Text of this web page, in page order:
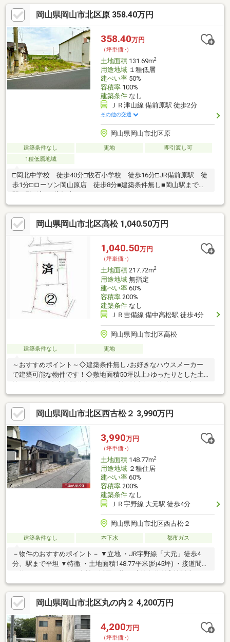
歩7分と通学しやすい安心の立地です。お子様の毎日の通学はもち
ろん、行事の際も親御様が足を運びやすく、長く安心して暮らせ
る住環境が整っています。■【生活利便施設が徒歩圏内に充実】
JR法界院駅まで徒歩13分。周辺にはスーパー（徒歩16分）やドラ
ッグストア（徒歩12分）があり、日々の買い物も快適です。利便
性と落ち着いた住環境を兼ね備えたエリアです。
岡山県岡山市北区原 358.40万円
358.40万円
（坪単価:-）
土地面積131.69m2
用途地域１種低層
建ぺい率50%
容積率100%
建築条件なし
ＪＲ津山線 備前原駅 徒歩2分
その他の交通
岡山県岡山市北区原
建築条件なし 更地
即引渡し可
1種低層地域
□岡北中学校 徒歩40分□牧石小学校 徒歩16分□JR備前原駅 徒
歩1分□ローソン岡山原店 徒歩8分■建築条件無し■岡山駅まで２
岡山県岡山市北区高松 1,040.50万円
1,040.50万円
（坪単価:-）
土地面積217.72m2
用途地域無指定
建ぺい率60%
容積率200%
建築条件なし
ＪＲ吉備線 備中高松駅 徒歩4分
岡山県岡山市北区高松
建築条件なし 更地
～おすすめポイント～◇建築条件無し♪お好きなハウスメーカー
で建築可能な物件です！◇敷地面積50坪以上♪ゆったりとした土
地です♪◇備中高松駅徒歩約４分で利便性良好な物件です♪◇スー
パー・総合病院徒歩10分圏内です♪※上水道負担金:35万円要(税
込)※建築許可申請費用40万円要※浄化槽（買主施工）※造成完了渡
し不動産工房 → 086-436-7222ぜひお気軽にお問い合わせください
♪
岡山県岡山市北区西古松２ 3,990万円
3,990万円
（坪単価:-）
土地面積148.77m2
用途地域２種住居
建ぺい率60%
容積率200%
建築条件なし
ＪＲ宇野線 大元駅 徒歩4分
岡山県岡山市北区西古松２
建築条件なし 本下水 都市ガス
－物件のおすすめポイント－ ▼立地 ・JR宇野線「大元」徒歩4
分、駅まで平坦 ▼特徴 ・土地面積148.77平米(約45坪) ・接道間口
ありません ・お好きな建築会社を選んで建築できます ▼周辺環境
・マルナカ大元店 徒歩4分(約270m) ・西古松南公園 徒歩2分(約
100m) ※容積率は前面道路幅員(m)×4／10×100％に制限されます ■
ご希望の住まい探しをお手伝いします ━━━━━・・・ 物件の詳
細・ご相談はお気軽にお問い合わせください。
岡山県岡山市北区丸の内２ 4,200万円
4,200万円
（坪単価:-）